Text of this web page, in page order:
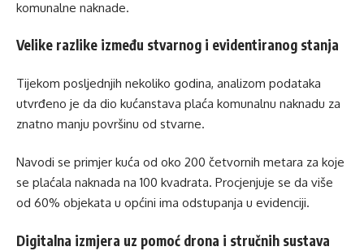
komunalne naknade.
Velike razlike između stvarnog i evidentiranog stanja
Tijekom posljednjih nekoliko godina, analizom podataka
utvrđeno je da dio kućanstava plaća komunalnu naknadu za
znatno manju površinu od stvarne.
Navodi se primjer kuća od oko 200 četvornih metara za koje
se plaćala naknada na 100 kvadrata. Procjenjuje se da više
od 60% objekata u općini ima odstupanja u evidenciji.
Digitalna izmjera uz pomoć drona i stručnih sustava